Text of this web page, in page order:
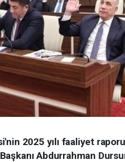
2025 yılı faaliyet
Abdurrahman